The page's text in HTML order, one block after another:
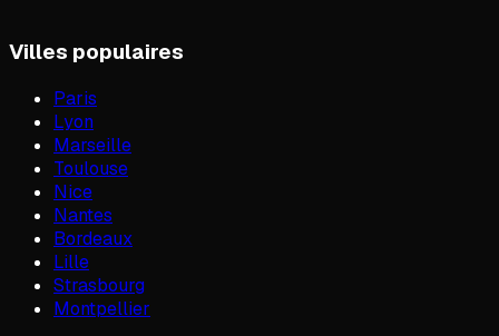
Villes populaires
Paris
Lyon
Marseille
Toulouse
Nice
Nantes
Bordeaux
Lille
Strasbourg
Montpellier